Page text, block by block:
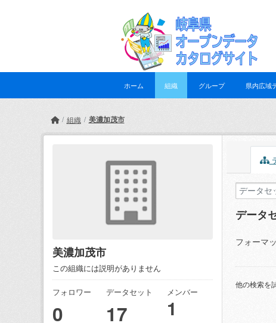
ホーム 組織 グループ 県内広域
組織 美濃加茂市
美濃加茂市
この組織には説明がありません
フォロワー
0
データセット
17
メンバー
1
データ
フォーマ
他の検索を